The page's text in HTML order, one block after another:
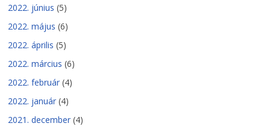
2022. június (5)
2022. május (6)
2022. április (5)
2022. március (6)
2022. február (4)
2022. január (4)
2021. december (4)